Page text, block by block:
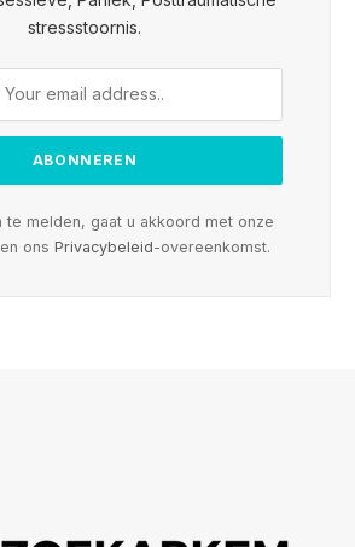
stressstoornis.
te melden, gaat u akkoord met onze
ons Privacybeleid-overeenkomst.